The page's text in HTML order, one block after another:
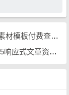
查看,弹层注册登录
资讯类网站源码